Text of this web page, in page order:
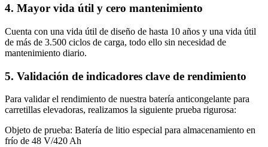
4. Mayor vida útil y cero mantenimiento
Cuenta con una vida útil de diseño de hasta 10 años y una vida útil
de más de 3.500 ciclos de carga, todo ello sin necesidad de
mantenimiento diario.
5. Validación de indicadores clave de rendimiento
Para validar el rendimiento de nuestra batería anticongelante para
carretillas elevadoras, realizamos la siguiente prueba rigurosa:
Objeto de prueba: Batería de litio especial para almacenamiento en
frío de 48 V/420 Ah